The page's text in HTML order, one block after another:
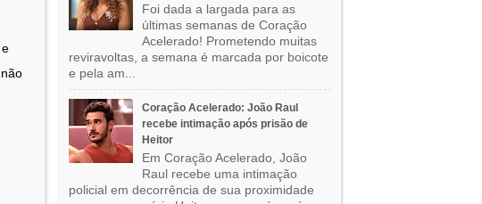
Foi dada a largada para as
últimas semanas de Coração
Acelerado! Prometendo muitas
reviravoltas, a semana é marcada por boicote
e pela am...
Coração Acelerado: João Raul
recebe intimação após prisão de
Heitor
Em Coração Acelerado, João
Raul recebe uma intimação
policial em decorrência de sua proximidade